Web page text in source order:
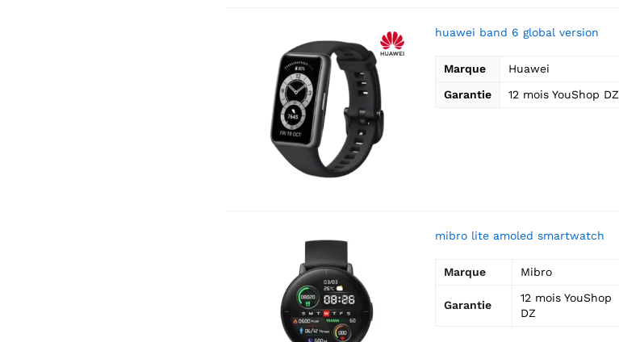
huawei band 6 global version
Marque
Huawei
Garantie
12 mois YouShop DZ
mibro lite amoled smartwatch
Marque Mibro
Garantie
12 mois YouShop
DZ